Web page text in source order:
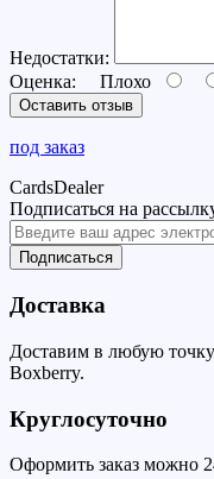
Недостатки:
Оценка: Плохо
Оставить отзыв
под заказ
CardsDealer
Подписаться на
Подписаться
Доставка
Доставим в любую
Boxberry.
Круглосуточно
Оформить заказ можно